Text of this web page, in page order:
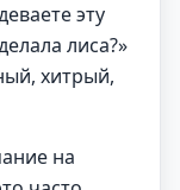
эту
лиса?»
хитрый,
на